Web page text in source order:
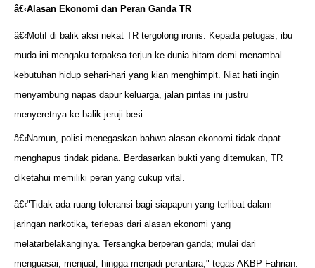
â€‹Alasan Ekonomi dan Peran Ganda TR
â€‹Motif di balik aksi nekat TR tergolong ironis. Kepada petugas, ibu
muda ini mengaku terpaksa terjun ke dunia hitam demi menambal
kebutuhan hidup sehari-hari yang kian menghimpit. Niat hati ingin
menyambung napas dapur keluarga, jalan pintas ini justru
menyeretnya ke balik jeruji besi.
â€‹Namun, polisi menegaskan bahwa alasan ekonomi tidak dapat
menghapus tindak pidana. Berdasarkan bukti yang ditemukan, TR
diketahui memiliki peran yang cukup vital.
â€‹"Tidak ada ruang toleransi bagi siapapun yang terlibat dalam
jaringan narkotika, terlepas dari alasan ekonomi yang
melatarbelakanginya. Tersangka berperan ganda; mulai dari
menguasai, menjual, hingga menjadi perantara," tegas AKBP Fahrian.